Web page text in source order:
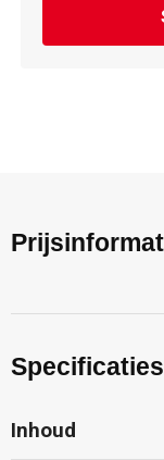
Specificaties
Inhoud